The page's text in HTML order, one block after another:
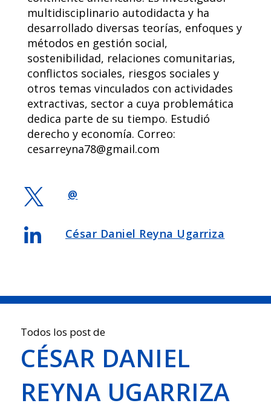
multidisciplinario autodidacta y ha
desarrollado diversas teorías, enfoques y
métodos en gestión social,
sostenibilidad, relaciones comunitarias,
conflictos sociales, riesgos sociales y
otros temas vinculados con actividades
extractivas, sector a cuya problemática
dedica parte de su tiempo. Estudió
derecho y economía. Correo:
cesarreyna78@gmail.com
 @
 César Daniel Reyna Ugarriza
Todos los post de
CÉSAR DANIEL
REYNA UGARRIZA